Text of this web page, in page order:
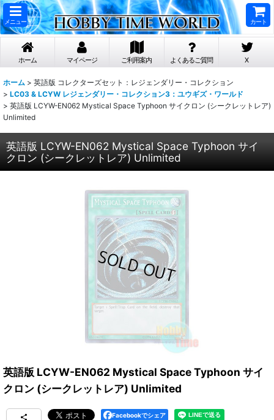
メニュー カート
ホーム マイページ ご利用案内 よくあるご質問 X
ホーム > 英語版 コレクターズセット：レジェンダリー・コレクション
> LC03 & LCYW レジェンダリー・コレクション3：ユウギズ・ワールド
> 英語版 LCYW-EN062 Mystical Space Typhoon サイクロン (シークレットレア)
Unlimited
英語版 LCYW-EN062 Mystical Space Typhoon サイ
クロン (シークレットレア) Unlimited
英語版 LCYW-EN062 Mystical Space Typhoon サイ
クロン (シークレットレア) Unlimited
Facebookでシェア